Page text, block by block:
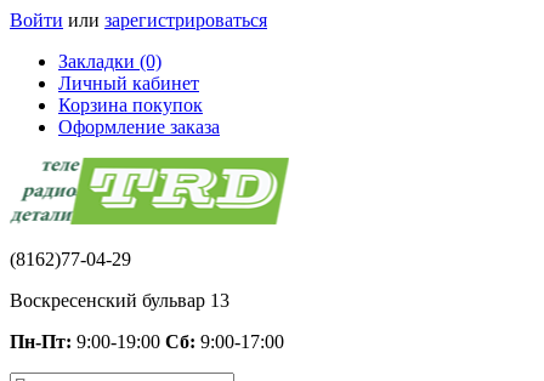
Войти или зарегистрироваться
Закладки (0)
Личный кабинет
Корзина покупок
Оформление заказа
(8162)77-04-29
Воскресенский бульвар 13
Пн-Пт: 9:00-19:00 Сб: 9:00-17:00